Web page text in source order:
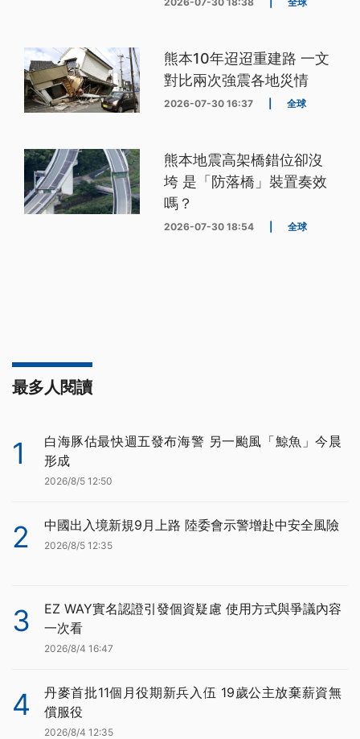
熊本10年迢迢重建路 一文
對比兩次強震各地災情
2026-07-30 16:37 全球
熊本地震高架橋錯位卻沒
垮 是「防落橋」裝置奏效
嗎？
2026-07-30 18:54 全球
最多人閱讀
1
白海豚估最快週五發布海警 另一颱風「鯨魚」今晨
形成
2026/8/5 12:50
2 中國出入境新規9月上路 陸委會示警增赴中安全風險
2026/8/5 12:35
3
EZ WAY實名認證引發個資疑慮 使用方式與爭議內容
一次看
2026/8/4 16:47
4
丹麥首批11個月役期新兵入伍 19歲公主放棄薪資無
償服役
2026/8/4 12:35